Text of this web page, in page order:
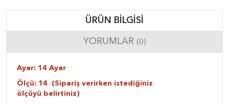
ÜRÜN BILGISI
YORUMLAR (0)
Ayar: 14 Ayar
Ölçü: 14 (Sipariş verirken istediğiniz
ölçüyü belirtiniz)